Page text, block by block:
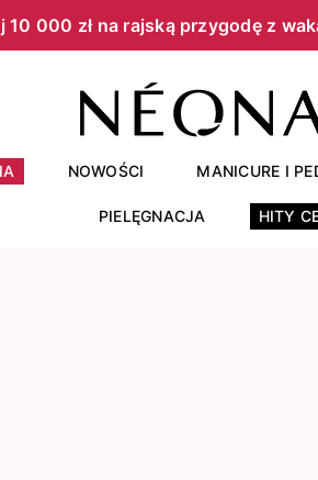
10 000 zł na rajską przygodę z
NOWOŚCI MANICURE I
PIELĘGNACJA HITY